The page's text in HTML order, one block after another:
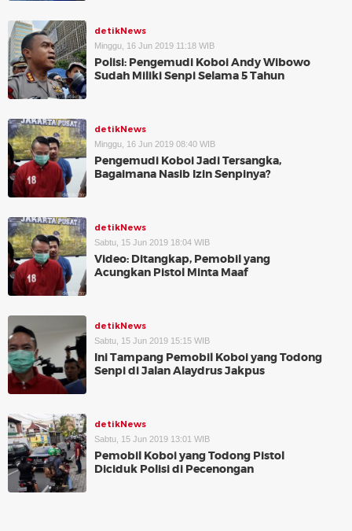
detikNews
Minggu, 16 Jun 2019 11:18 WIB
Polisi: Pengemudi Koboi Andy Wibowo
Sudah Miliki Senpi Selama 5 Tahun
detikNews
Minggu, 16 Jun 2019 08:40 WIB
Pengemudi Koboi Jadi Tersangka,
Bagaimana Nasib Izin Senpinya?
detikNews
Sabtu, 15 Jun 2019 18:04 WIB
Video: Ditangkap, Pemobil yang
Acungkan Pistol Minta Maaf
detikNews
Sabtu, 15 Jun 2019 15:15 WIB
Ini Tampang Pemobil Koboi yang Todong
Senpi di Jalan Alaydrus Jakpus
detikNews
Sabtu, 15 Jun 2019 13:01 WIB
Pemobil Koboi yang Todong Pistol
Diciduk Polisi di Pecenongan